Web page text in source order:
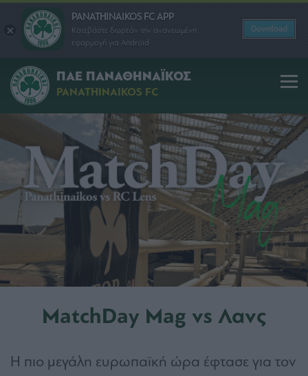
PANATHINAIKOS FC APP
Κατεβάστε δωρεάν την ανανεωμένη
εφαρμογή για Android
Download
ΠΑΕ ΠΑΝΑΘΗΝΑΪΚΟΣ
PANATHINAIKOS FC
MatchDay Mag vs Λανς
Η πιο μεγάλη ευρωπαϊκή ώρα έφτασε για τον